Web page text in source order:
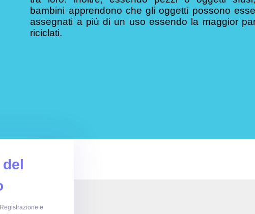
bambini apprendono che gli oggetti possono
assegnati a più di un uso essendo la maggior
riciclati.
e